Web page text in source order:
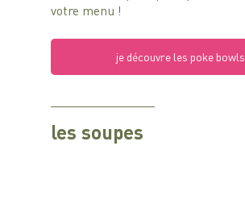
votre menu !
je découvre les poke bowls
les soupes